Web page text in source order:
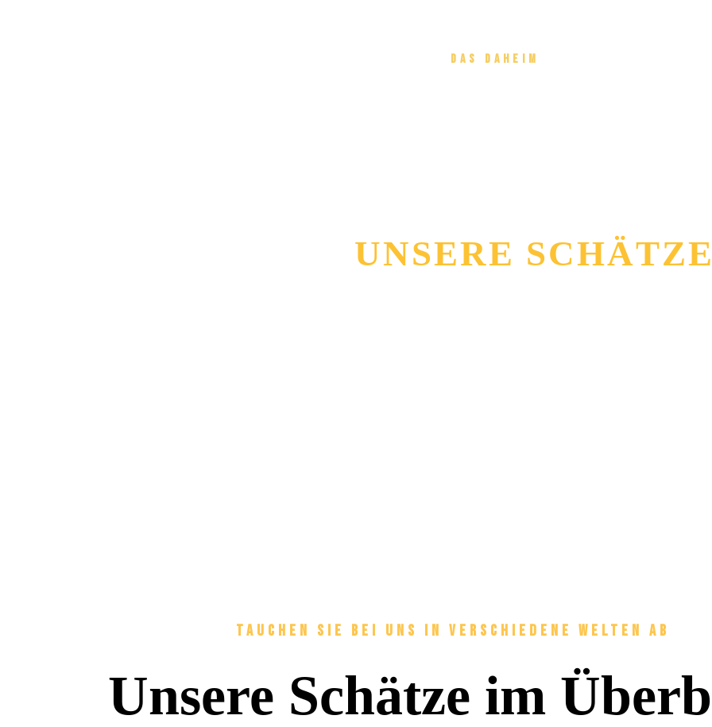
DAS DAHEIM
UNSERE
Tauchen Sie bei uns in verschiedene Welten ab
Unsere Schätze im